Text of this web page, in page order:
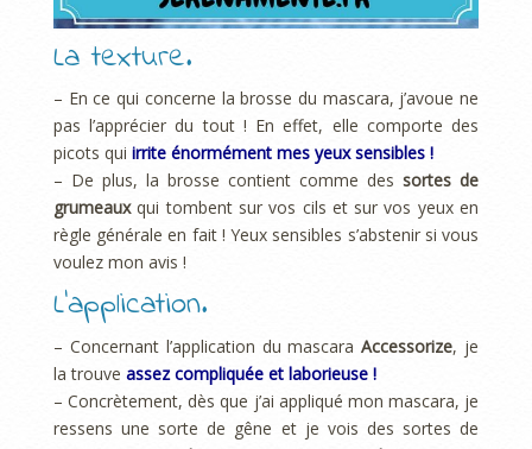
La texture.
– En ce qui concerne la brosse du mascara, j’avoue ne
pas l’apprécier du tout ! En effet, elle comporte des
picots qui irrite énormément mes yeux sensibles !
– De plus, la brosse contient comme des sortes de
grumeauxqui tombent sur vos cils et sur vos yeux en
règle générale en fait ! Yeux sensibles s’abstenir si vous
voulez mon avis !
L’application.
– Concernant l’application du mascaraAccessorize, je
la trouve assez compliquée et laborieuse !
– Concrètement, dès que j’ai appliqué mon mascara, je
ressens une sorte de gêne et je vois des sortes de